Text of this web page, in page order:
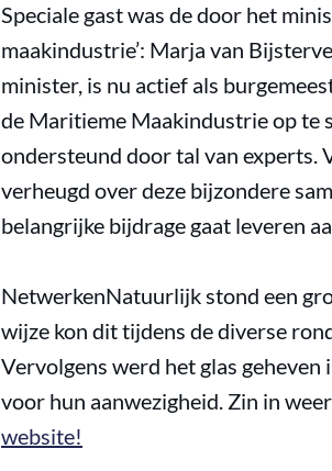
Speciale gast was de door het
maakindustrie’: Marja van
minister, is nu actief als
de Maritieme Maakindustrie op te
ondersteund door tal van experts.
verheugd over deze bijzondere
belangrijke bijdrage gaat leveren
NetwerkenNatuurlijk stond een
wijze kon dit tijdens de diverse
Vervolgens werd het glas geheven
voor hun aanwezigheid. Zin in
website!